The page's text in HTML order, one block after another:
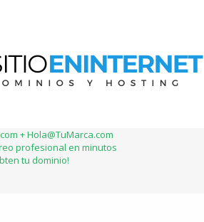
+ Hola@TuMarca.com
profesional en minutos
tu dominio!